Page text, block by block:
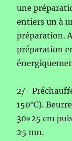
une
entiers un à
préparation.
préparation
2/-
150°C).
30×25 cm
25 mn.